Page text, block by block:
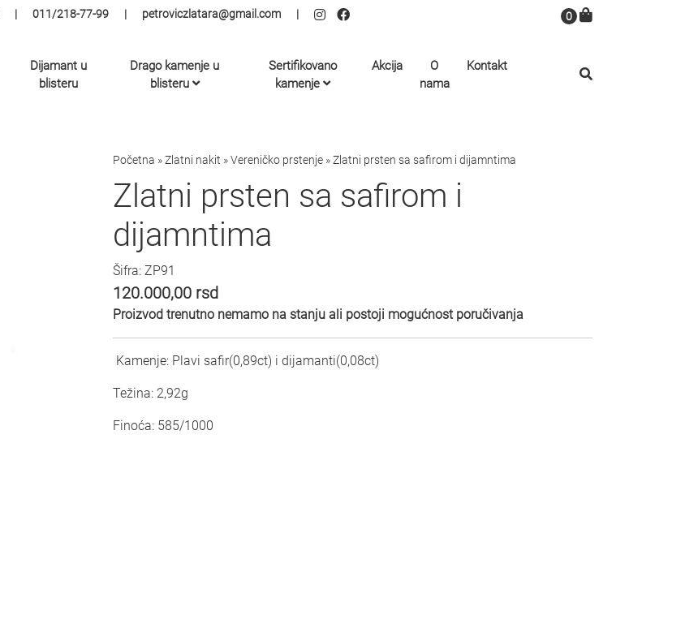
| 011/218-77-99 | petroviczlatara@gmail.com | 0
Dijamant u
blisteru
Drago kamenje u
blisteru
Sertifikovano
kamenje
Akcija
O
nama
Kontakt
Početna »Zlatni nakit »Vereničko prstenje »Zlatni prsten sa safirom i dijamntima
Zlatni prsten sa safirom i
dijamntima
Šifra: ZP91
120.000,00 rsd
Proizvod trenutno nemamo na stanju ali postoji mogućnost poručivanja
Kamenje: Plavi safir(0,89ct) i dijamanti(0,08ct)
Težina: 2,92g
Finoća: 585/1000